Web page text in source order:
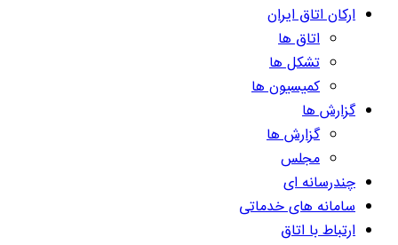
ارکان اتاق ایران
اتاق ها
تشکل ها
کمیسیون ها
گزارش ها
گزارش ها
مجلس
چندرسانه ای
سامانه های خدماتی
ارتباط با اتاق